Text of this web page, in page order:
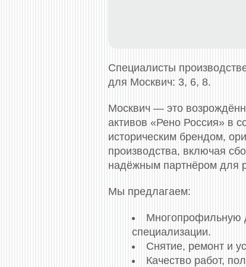
Специалисты
для Москвич: 3, 6, 8.
Москвич — это
активов «Рено Россия» в
историческим брендом,
производства, включая
надёжным партнёром для
Мы предлагаем:
Многопрофильную
специализации.
Снятие, ремонт и
Качество работ,